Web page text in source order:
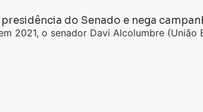
do Senado e nega
2021, o senador Davi Alcolumbre